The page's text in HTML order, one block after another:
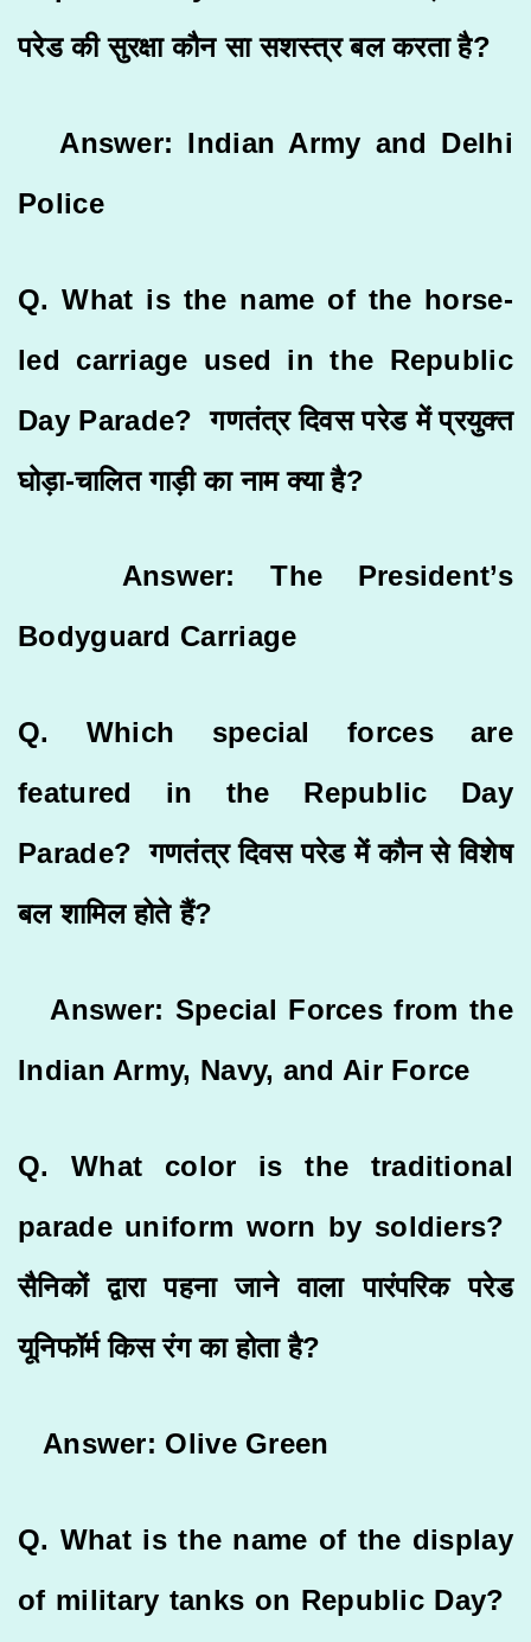
परेड की सुरक्षा कौन सा सशस्त्र बल करता है?
Answer: Indian Army and Delhi
Police
Q. What is the name of the horse-
led carriage used in the Republic
Day Parade? गणतंत्र दिवस परेड में प्रयुक्त
घोड़ा-चालित गाड़ी का नाम क्या है?
Answer: The President’s
Bodyguard Carriage
Q. Which special forces are
featured in the Republic Day
Parade? गणतंत्र दिवस परेड में कौन से विशेष
बल शामिल होते हैं?
Answer: Special Forces from the
Indian Army, Navy, and Air Force
Q. What color is the traditional
parade uniform worn by soldiers?
सैनिकों द्वारा पहना जाने वाला पारंपरिक परेड
यूनिफॉर्म किस रंग का होता है?
Answer: Olive Green
Q. What is the name of the display
of military tanks on Republic Day?